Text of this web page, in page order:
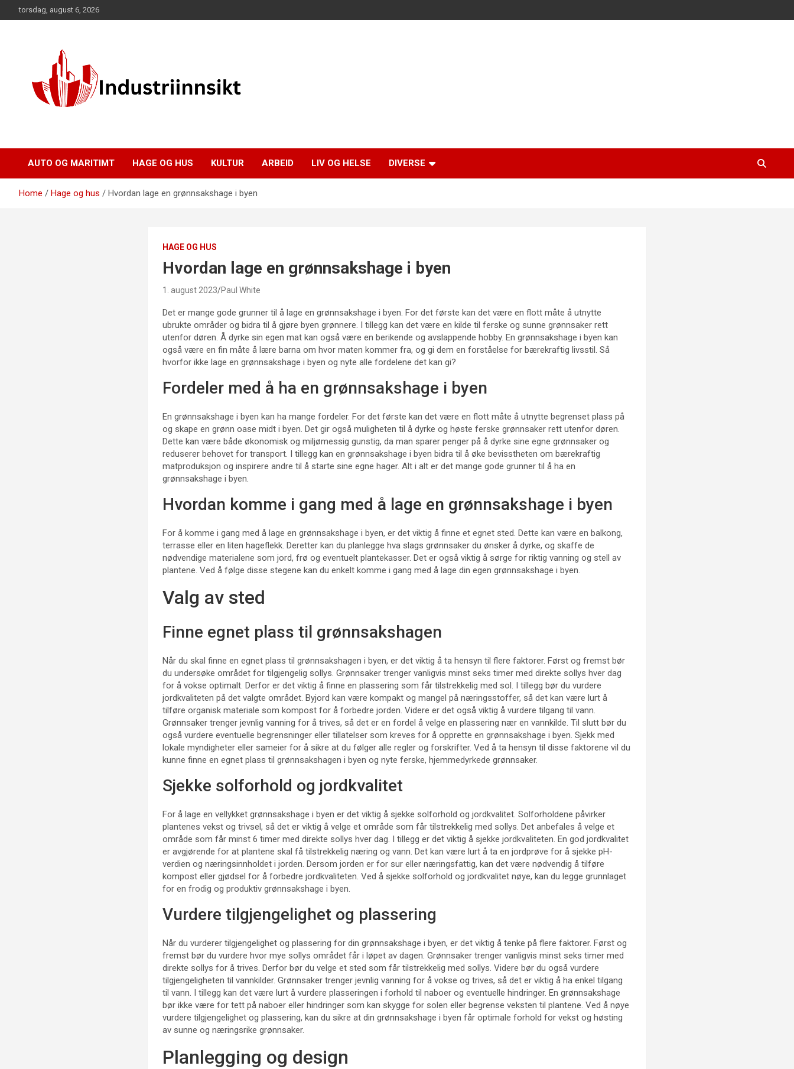
to
torsdag, august 6, 2026
AUTO OG MARITIMT HAGE OG HUS KULTUR ARBEID LIV OG HELSE DIVERSE
Home Hage og hus Hvordan lage en grønnsakshage i byen
HAGE OG HUS
Hvordan lage en grønnsakshage i byen
1. august 2023 Paul White
Det er mange gode grunner til å lage en grønnsakshage i byen. For det første kan det være en flott måte å utnytte
ubrukte områder og bidra til å gjøre byen grønnere. I tillegg kan det være en kilde til ferske og sunne grønnsaker rett
utenfor døren. Å dyrke sin egen mat kan også være en berikende og avslappende hobby. En grønnsakshage i byen kan
også være en fin måte å lære barna om hvor maten kommer fra, og gi dem en forståelse for bærekraftig livsstil. Så
hvorfor ikke lage en grønnsakshage i byen og nyte alle fordelene det kan gi?
Fordeler med å ha en grønnsakshage i byen
En grønnsakshage i byen kan ha mange fordeler. For det første kan det være en flott måte å utnytte begrenset plass på
og skape en grønn oase midt i byen. Det gir også muligheten til å dyrke og høste ferske grønnsaker rett utenfor døren.
Dette kan være både økonomisk og miljømessig gunstig, da man sparer penger på å dyrke sine egne grønnsaker og
reduserer behovet for transport. I tillegg kan en grønnsakshage i byen bidra til å øke bevisstheten om bærekraftig
matproduksjon og inspirere andre til å starte sine egne hager. Alt i alt er det mange gode grunner til å ha en
grønnsakshage i byen.
Hvordan komme i gang med å lage en grønnsakshage i byen
For å komme i gang med å lage en grønnsakshage i byen, er det viktig å finne et egnet sted. Dette kan være en balkong,
terrasse eller en liten hageflekk. Deretter kan du planlegge hva slags grønnsaker du ønsker å dyrke, og skaffe de
nødvendige materialene som jord, frø og eventuelt plantekasser. Det er også viktig å sørge for riktig vanning og stell av
plantene. Ved å følge disse stegene kan du enkelt komme i gang med å lage din egen grønnsakshage i byen.
Valg av sted
Finne egnet plass til grønnsakshagen
Når du skal finne en egnet plass til grønnsakshagen i byen, er det viktig å ta hensyn til flere faktorer. Først og fremst bør
du undersøke området for tilgjengelig sollys. Grønnsaker trenger vanligvis minst seks timer med direkte sollys hver dag
for å vokse optimalt. Derfor er det viktig å finne en plassering som får tilstrekkelig med sol. I tillegg bør du vurdere
jordkvaliteten på det valgte området. Byjord kan være kompakt og mangel på næringsstoffer, så det kan være lurt å
tilføre organisk materiale som kompost for å forbedre jorden. Videre er det også viktig å vurdere tilgang til vann.
Grønnsaker trenger jevnlig vanning for å trives, så det er en fordel å velge en plassering nær en vannkilde. Til slutt bør du
også vurdere eventuelle begrensninger eller tillatelser som kreves for å opprette en grønnsakshage i byen. Sjekk med
lokale myndigheter eller sameier for å sikre at du følger alle regler og forskrifter. Ved å ta hensyn til disse faktorene vil du
kunne finne en egnet plass til grønnsakshagen i byen og nyte ferske, hjemmedyrkede grønnsaker.
Sjekke solforhold og jordkvalitet
For å lage en vellykket grønnsakshage i byen er det viktig å sjekke solforhold og jordkvalitet. Solforholdene påvirker
plantenes vekst og trivsel, så det er viktig å velge et område som får tilstrekkelig med sollys. Det anbefales å velge et
område som får minst 6 timer med direkte sollys hver dag. I tillegg er det viktig å sjekke jordkvaliteten. En god jordkvalitet
er avgjørende for at plantene skal få tilstrekkelig næring og vann. Det kan være lurt å ta en jordprøve for å sjekke pH-
verdien og næringsinnholdet i jorden. Dersom jorden er for sur eller næringsfattig, kan det være nødvendig å tilføre
kompost eller gjødsel for å forbedre jordkvaliteten. Ved å sjekke solforhold og jordkvalitet nøye, kan du legge grunnlaget
for en frodig og produktiv grønnsakshage i byen.
Vurdere tilgjengelighet og plassering
Når du vurderer tilgjengelighet og plassering for din grønnsakshage i byen, er det viktig å tenke på flere faktorer. Først og
fremst bør du vurdere hvor mye sollys området får i løpet av dagen. Grønnsaker trenger vanligvis minst seks timer med
direkte sollys for å trives. Derfor bør du velge et sted som får tilstrekkelig med sollys. Videre bør du også vurdere
tilgjengeligheten til vannkilder. Grønnsaker trenger jevnlig vanning for å vokse og trives, så det er viktig å ha enkel tilgang
til vann. I tillegg kan det være lurt å vurdere plasseringen i forhold til naboer og eventuelle hindringer. En grønnsakshage
bør ikke være for tett på naboer eller hindringer som kan skygge for solen eller begrense veksten til plantene. Ved å nøye
vurdere tilgjengelighet og plassering, kan du sikre at din grønnsakshage i byen får optimale forhold for vekst og høsting
av sunne og næringsrike grønnsaker.
Planlegging og design